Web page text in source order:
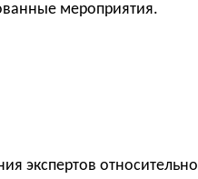
мероприятия.
экспертов относительно